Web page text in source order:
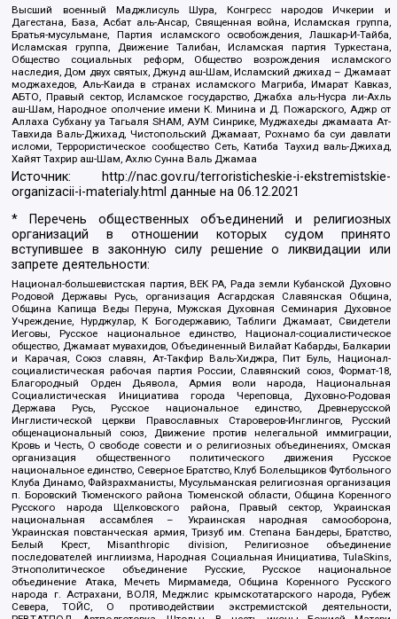
Высший военный Маджлисуль Шура, Конгресс народов Ичкерии и
Дагестана, База, Асбат аль-Ансар, Священная война, Исламская группа,
Братья-мусульмане, Партия исламского освобождения, Лашкар-И-Тайба,
Исламская группа, Движение Талибан, Исламская партия Туркестана,
Общество социальных реформ, Общество возрождения исламского
наследия, Дом двух святых, Джунд аш-Шам, Исламский джихад – Джамаат
моджахедов, Аль-Каида в странах исламского Магриба, Имарат Кавказ,
АБТО, Правый сектор, Исламское государство, Джабха аль-Нусра ли-Ахль
аш-Шам, Народное ополчение имени К. Минина и Д. Пожарского, Аджр от
Аллаха Субхану уа Тагьаля SHAM, АУМ Синрике, Муджахеды джамаата Ат-
Тавхида Валь-Джихад, Чистопольский Джамаат, Рохнамо ба суи давлати
исломи, Террористическое сообщество Сеть, Катиба Таухид валь-Джихад,
Хайят Тахрир аш-Шам, Ахлю Сунна Валь Джамаа
Источник:
http://nac.gov.ru/terroristicheskie-i-ekstremistskie-
organizacii-i-materialy.html данные на06.12.2021
* Перечень общественных объединений и религиозных
организаций в отношении которых судом принято
вступившее в законную силу решение о ликвидации или
запрете деятельности:
Национал-большевистская партия, ВЕК РА, Рада земли Кубанской Духовно
Родовой Державы Русь, организация Асгардская Славянская Община,
Община Капища Веды Перуна, Мужская Духовная Семинария Духовное
Учреждение, Нурджулар, К Богодержавию, Таблиги Джамаат, Свидетели
Иеговы, Русское национальное единство, Национал-социалистическое
общество, Джамаат мувахидов, Объединенный Вилайат Кабарды, Балкарии
и Карачая, Союз славян, Ат-Такфир Валь-Хиджра, Пит Буль, Национал-
социалистическая рабочая партия России, Славянский союз, Формат-18,
Благородный Орден Дьявола, Армия воли народа, Национальная
Социалистическая Инициатива города Череповца, Духовно-Родовая
Держава Русь, Русское национальное единство, Древнерусской
Инглистической церкви Православных Староверов-Инглингов, Русский
общенациональный союз, Движение против нелегальной иммиграции,
Кровь и Честь, О свободе совести и о религиозных объединениях, Омская
организация общественного политического движения Русское
национальное единство, Северное Братство, Клуб Болельщиков Футбольного
Клуба Динамо, Файзрахманисты, Мусульманская религиозная организация
п. Боровский Тюменского района Тюменской области, Община Коренного
Русского народа Щелковского района, Правый сектор, Украинская
национальная ассамблея – Украинская народная самооборона,
Украинская повстанческая армия, Тризуб им. Степана Бандеры, Братство,
Белый Крест, Misanthropic division, Религиозное объединение
последователей инглиизма, Народная Социальная Инициатива, TulaSkins,
Этнополитическое объединение Русские, Русское национальное
объединение Атака, Мечеть Мирмамеда, Община Коренного Русского
народа г. Астрахани, ВОЛЯ, Меджлис крымскотатарского народа, Рубеж
Севера, ТОЙС, О противодействии экстремистской деятельности,